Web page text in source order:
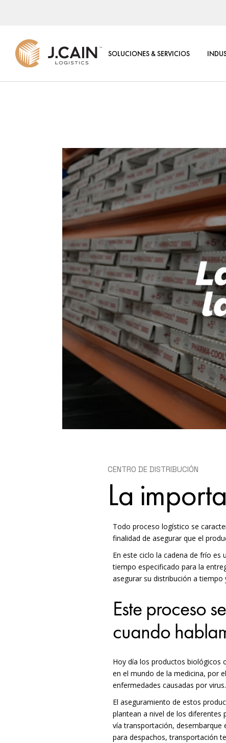
SOLUCIONES & SERVICIOS
CONTROL
VALORES AGREGADOS
SOLUCIONES TI
CENTRO DE COMERCIO
ELECTRÓNICO
CENTRO DE
ELECTRÓNICO
CONSULTORÍA
CENTRO DE DISTRIBUCIÓN
La
Todo proceso logístico se
finalidad de asegurar que el
En este ciclo la cadena de frío
tiempo especificado para la
asegurar su distribución a
Este proceso
cuando
Hoy día los productos biológicos
en el mundo de la medicina, por
enfermedades causadas por virus.
El aseguramiento de estos
plantean a nivel de los
vía transportación,
para despachos, transportación